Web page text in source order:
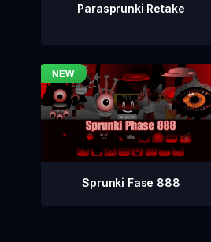
Parasprunki Retake
Sprunki Fase 888